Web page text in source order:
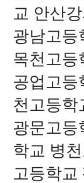
교 안산
광남고등
목천고등
공업고등
천고등학
광문고등
학교 병
고등학